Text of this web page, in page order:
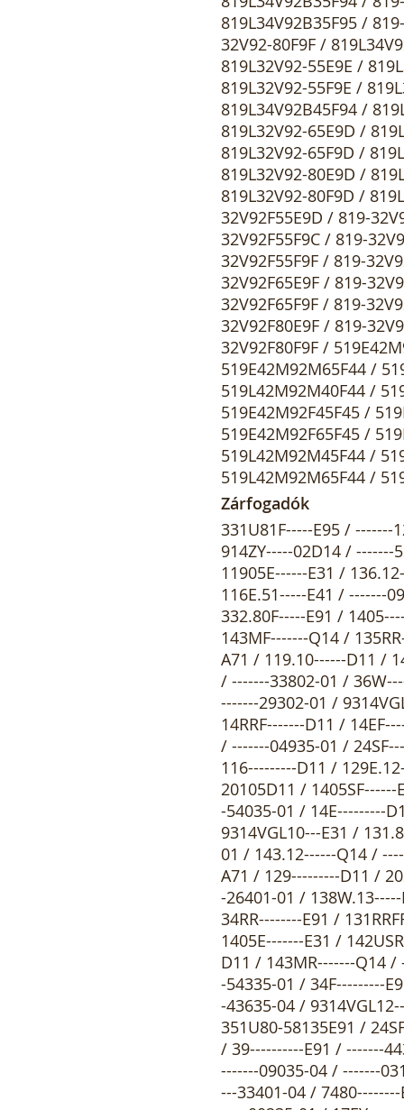
Zárfogadók
331U81F-----E95 / -------12802-01 / 116RR-------D11 / 139.52------E91 / 118RR-------A71 / 914ZY-----02D14 / -------52035-01 / 143.11------Q14 / -------33340-04 / 3705RR------E91 / 11905E------E31 / 136.12------E91 / 111U.21-----A71 / -------27735-04 / 116E.53-----E41 / 116E.51-----E41 / -------09601-01 / -------50235-04 / 136.53------E91 / E7----------D11 / 332.80F-----E91 / 1405--------E31 / 142UR-------Q34 / -------06801-04 / -------54135-01 / 143MF-------Q14 / 135RR-------E94 / -------13735-01 / 14.400520105E31 / 148W.10-----A71 / 119.10------D11 / 14210--------00 / 136.61------E91 / 34FF--------E91 / 14----------D11 / -------33802-01 / 36W---------E91 / 29V---------D11 / 126.13------D11 / 222----39740D11 / -------29302-01 / 9314VGL9----E31 / -------01101-01 / 220----11840D11 / -------52135-01 / 14RRF-------D11 / 14EF--------D11 / 24U400-A0605Q31 / -------16801-04 / 24EF--------D11 / -------04935-01 / 24SF--------D14 / 14S---------D14 / 143M23------Q14 / -------42640-01 / 116---------D11 / 129E.12-----D11 / 3405S-------E94 / 31205RR13535E91 / 24.400-20105D11 / 1405SF------E34 / -------03301-04 / 116E.11-----D11 / -------97335-04 / -------54035-01 / 14E---------D11 / 129.12------D11 / 342UF-------Q94 / -------40335-01 / 9314VGL10---E31 / 131.80------E34 / 11K----20002D11 / 118RRE------A71 / -------52335-01 / 143.12------Q14 / -------35540-04 / 116.11------D11 / -------31201-04 / 148W--------A71 / 129---------D11 / 202----11040E61 / 136.50------E91 / 111U.22-----A71 / -------26401-01 / 138W.13-----E91 / -------27835-04 / 116.23------D11 / 116E.52-----E41 / 34RR--------E91 / 131RRFF-----E14 / 136.23------F91 / 116.60------E41 / 332.208-----E91 / 1405E-------E31 / 142USR------Q34 / -------16035-04 / 24.460-20105D11 / 126E.11-----D11 / 143MR-------Q14 / -------02401-04 / 14.460520105E31 / 136.62------E91 / -------54335-01 / 34F---------E91 / 19E---------E31 / -------34301-01 / 116E.20-----D11 / -------43635-04 / 9314VGL12---E31 / 14ESF-------D14 / 126.11------D11 / -------53435-01 / 351U80-58135E91 / 24SFF-------D14 / -------28240-04 / 19E.240-----D11 / 331U--------E94 / 39----------E91 / -------44335-01 / -------92340-04 / 110----11240D11 / 1705RR------E41 / -------09035-04 / -------03135-04 / 3405--------E91 / 17RRE-------E41 / 13105-------E34 / -------33401-04 / 7480--------E00 / 342URF------Q94 / 9314RRVGL9--E31 / 131.81------E35 / -------00235-01 / 17EY--------D11 / 11805RR-----A71 / -------52235-01 / 143.20------Q14 / -------92840-04 / 125E--------D14 / 34U400-A0605Q91 / 136.51------E91 / 111U.13-----A71 / 119E.51-----E31 / -------32401-04 / -------28602-04 / 116.20------D11 / -------09801-01 / 136.63------F91 / 116.61------E41 / 332.218-----E91 / 1405EF------E31 / 142USRF-----Q34 / 115RR-------D14 / -------42035-04 /